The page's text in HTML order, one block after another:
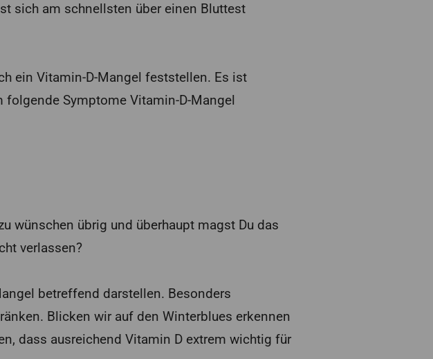
sich am schnellsten über einen Bluttest
ein Vitamin-D-Mangel feststellen. Es ist
Symptome Vitamin-D-Mangel
wünschen übrig und überhaupt magst Du das
verlassen?
betreffend darstellen. Besonders
Blicken wir auf den Winterblues erkennen
dass ausreichend Vitamin D extrem wichtig für